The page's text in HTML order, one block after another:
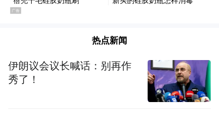
热点新闻
伊朗议会议长喊话：别再作
秀了！